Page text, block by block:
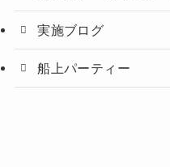
実施ブログ
船上パーティー